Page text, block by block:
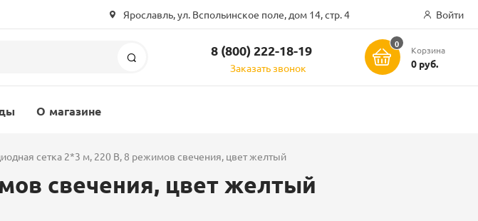
Ярославль, ул. Вспольинское поле, дом 14, стр. 4 Войти
8 (800) 222-18-19
Заказать звонок
0
Корзина
0 руб.
О магазине
сетка 2*3 м, 220 В, 8 режимов свечения, цвет желтый
свечения, цвет желтый